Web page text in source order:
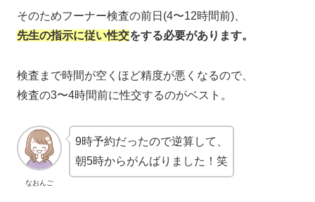
そのためフーナー検査の前日(4〜12時間前)、
先生の指示に従い性交をする必要があります。
検査まで時間が空くほど精度が悪くなるので、
検査の3〜4時間前に性交するのがベスト。
なおんご
9時予約だったので逆算して、
朝5時からがんばりました！笑